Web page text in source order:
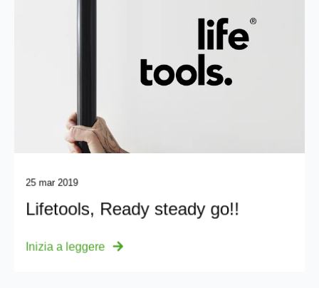
25 mar 2019
Lifetools, Ready steady go!!
Inizia a leggere